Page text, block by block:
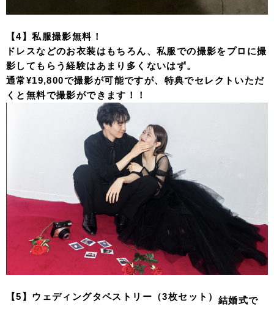
【4】私服撮影無料！
ドレスなどのお衣装はもちろん、私服での撮影をプロに撮
影してもらう経験はあまり多くないはず。
通常¥19,800で撮影が可能ですが、特典でセレクトいただ
くと無料で撮影ができます！！
【5】ウェディングタペストリー（3枚セット） 結婚式で